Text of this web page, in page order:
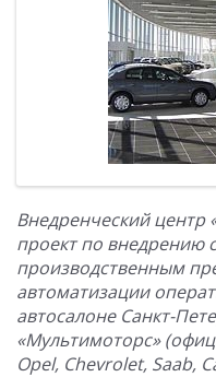
Внедренческий центр
проект по внедрению
производственным
автоматизации
автосалоне Санкт-
«Мультимоторс»
Opel, Chevrolet, Saab,